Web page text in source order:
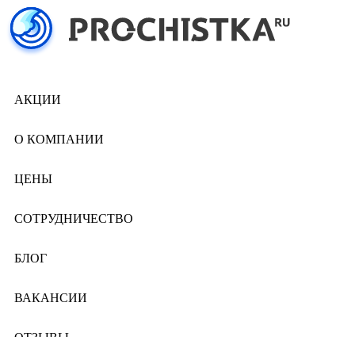
АКЦИИ
О КОМПАНИИ
ЦЕНЫ
СОТРУДНИЧЕСТВО
БЛОГ
ВАКАНСИИ